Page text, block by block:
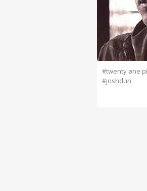
#twenty øne
#joshdun